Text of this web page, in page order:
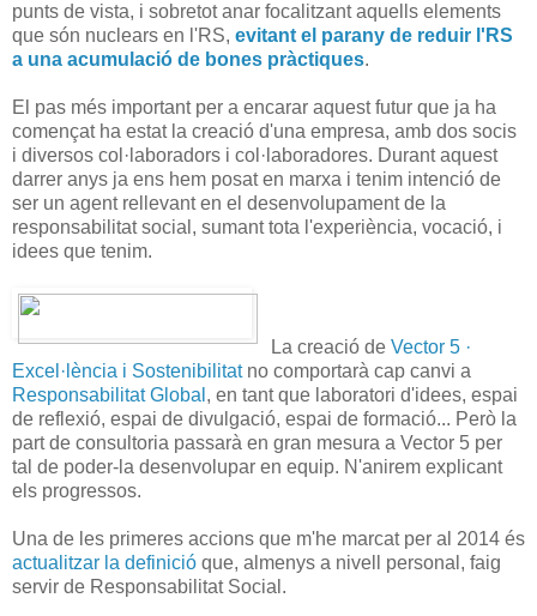
punts de vista, i sobretot anar focalitzant aquells elements
que són nuclears en l'RS, evitant el parany de reduir l'RS
a una acumulació de bones pràctiques.
El pas més important per a encarar aquest futur que ja ha
començat ha estat la creació d'una empresa, amb dos socis
i diversos col·laboradors i col·laboradores. Durant aquest
darrer anys ja ens hem posat en marxa i tenim intenció de
ser un agent rellevant en el desenvolupament de la
responsabilitat social, sumant tota l'experiència, vocació, i
idees que tenim.
La creació de Vector 5 ·
Excel·lència i Sostenibilitatno comportarà cap canvi a
Responsabilitat Global , en tant que laboratori d'idees, espai
de reflexió, espai de divulgació, espai de formació... Però la
part de consultoria passarà en gran mesura a Vector 5 per
tal de poder-la desenvolupar en equip. N'anirem explicant
els progressos.
Una de les primeres accions que m'he marcat per al 2014 és
actualitzar la definició que, almenys a nivell personal , faig
servir de Responsabilitat Social .